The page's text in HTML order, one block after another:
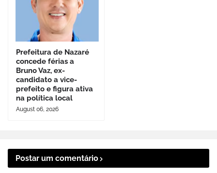
Prefeitura de Nazaré
concede férias a
Bruno Vaz, ex-
candidato a vice-
prefeito e figura ativa
na política local
August 06, 2026
Postar um comentário